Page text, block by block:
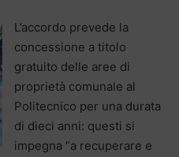
L’accordo prevede la
concessione a titolo
gratuito delle aree di
proprietà comunale al
Politecnico per una durata
di dieci anni: questi si
impegna “a recuperare e